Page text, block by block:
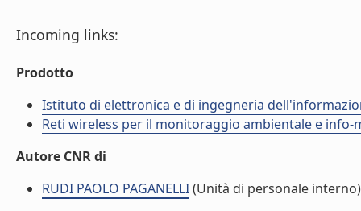
Incoming links:
Prodotto
Istituto di elettronica e di ingegneria
Reti wireless per il monitoraggio ambientale e info-
Autore CNR di
RUDI PAOLO PAGANELLI(Unità di personale interno)